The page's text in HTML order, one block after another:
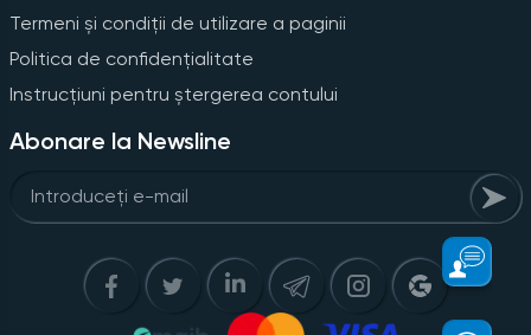
Termeni și condiții de utilizare a paginii
Politica de confidențialitate
Instrucțiuni pentru ștergerea contului
Abonare la Newsline